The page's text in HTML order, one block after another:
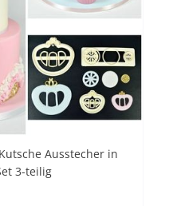
Ausstecher in
3-teilig